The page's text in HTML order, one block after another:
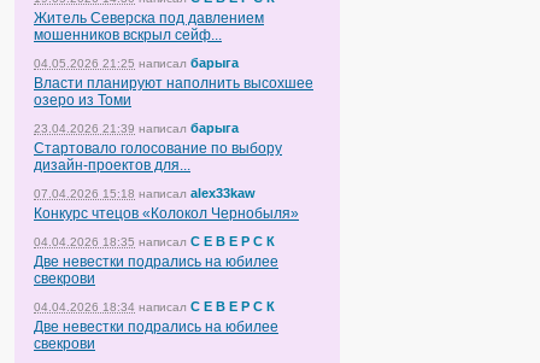
Житель Северска под давлением
мошенников вскрыл сейф...
04.05.2026 21:25 написал барыга
Власти планируют наполнить высохшее
озеро из Томи
23.04.2026 21:39 написал барыга
Стартовало голосование по выбору
дизайн-проектов для...
07.04.2026 15:18 написал alex33kaw
Конкурс чтецов «Колокол Чернобыля»
04.04.2026 18:35 написал С Е В Е Р С К
Две невестки подрались на юбилее
свекрови
04.04.2026 18:34 написал С Е В Е Р С К
Две невестки подрались на юбилее
свекрови